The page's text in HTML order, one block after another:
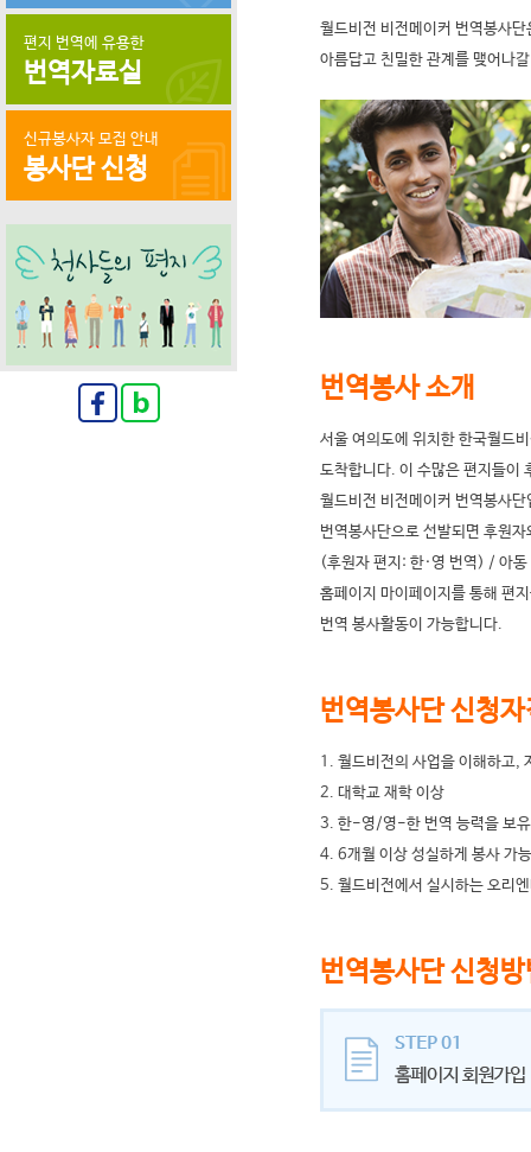
편지 번역에 유용한
번역자료실
신규봉사자 모집 안내
봉사단 신청
월드비전 비전메이커 번역봉사
아름답고 친밀한 관계를 맺어나
번역봉사 소개
서울 여의도에 위치한 한국월드
도착합니다. 이 수많은 편지들이
월드비전 비전메이커 번역봉사단
번역봉사단으로 선발되면 후원
(후원자 편지: 한·영 번역) / 아
홈페이지 마이페이지를 통해 편
번역 봉사활동이 가능합니다.
번역봉사단 신청
1. 월드비전의 사업을 이해하고,
2. 대학교 재학 이상
3. 한-영/영-한 번역 능력을 보
4. 6개월 이상 성실하게 봉사 가
5. 월드비전에서 실시하는 오리
번역봉사단 신청